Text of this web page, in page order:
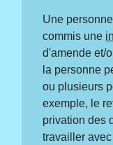
Une
commis une
d'amende et/
la personne
ou plusieurs
exemple, le
privation des
travailler